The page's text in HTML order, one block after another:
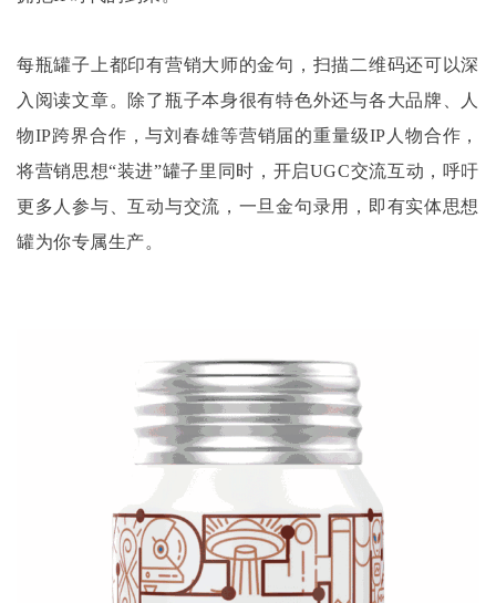
每瓶罐子上都印有营销大师的金句，扫描二维码还可以深
入阅读文章。除了瓶子本身很有特色外还与各大品牌、人
物IP跨界合作，与刘春雄等营销届的重量级IP人物合作，
将营销思想“装进”罐子里同时，开启UGC交流互动，呼吁
更多人参与、互动与交流，一旦金句录用，即有实体思想
罐为你专属生产。